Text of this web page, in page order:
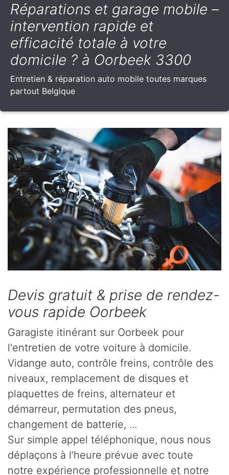
Réparations et garage mobile –
intervention rapide et
efficacité totale à votre
domicile ? à Oorbeek 3300
Entretien & réparation auto mobile toutes marques
partout Belgique
Devis gratuit & prise de rendez-
vous rapide Oorbeek
Garagiste itinérant sur Oorbeek pour
l'entretien de votre voiture à domicile.
Vidange auto, contrôle freins, contrôle des
niveaux, remplacement de disques et
plaquettes de freins, alternateur et
démarreur, permutation des pneus,
changement de batterie, ...
Sur simple appel téléphonique, nous nous
déplaçons à l’heure prévue avec toute
notre expérience professionnelle et notre